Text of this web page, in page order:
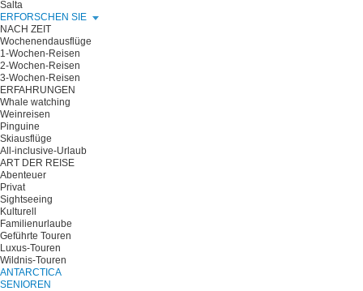
Salta
ERFORSCHEN SIE
NACH ZEIT
Wochenendausflüge
1-Wochen-Reisen
2-Wochen-Reisen
3-Wochen-Reisen
ERFAHRUNGEN
Whale watching
Weinreisen
Pinguine
Skiausflüge
All-inclusive-Urlaub
ART DER REISE
Abenteuer
Privat
Sightseeing
Kulturell
Familienurlaube
Geführte Touren
Luxus-Touren
Wildnis-Touren
ANTARCTICA
SENIOREN